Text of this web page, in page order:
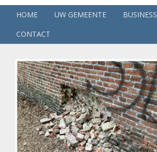
HOME UW GEMEENTE BUSINESS
CONTACT